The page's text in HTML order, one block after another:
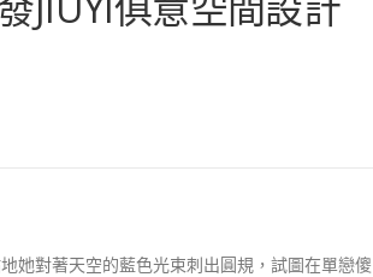
她對著天空的藍色光束刺出圓規，試圖在單戀傻